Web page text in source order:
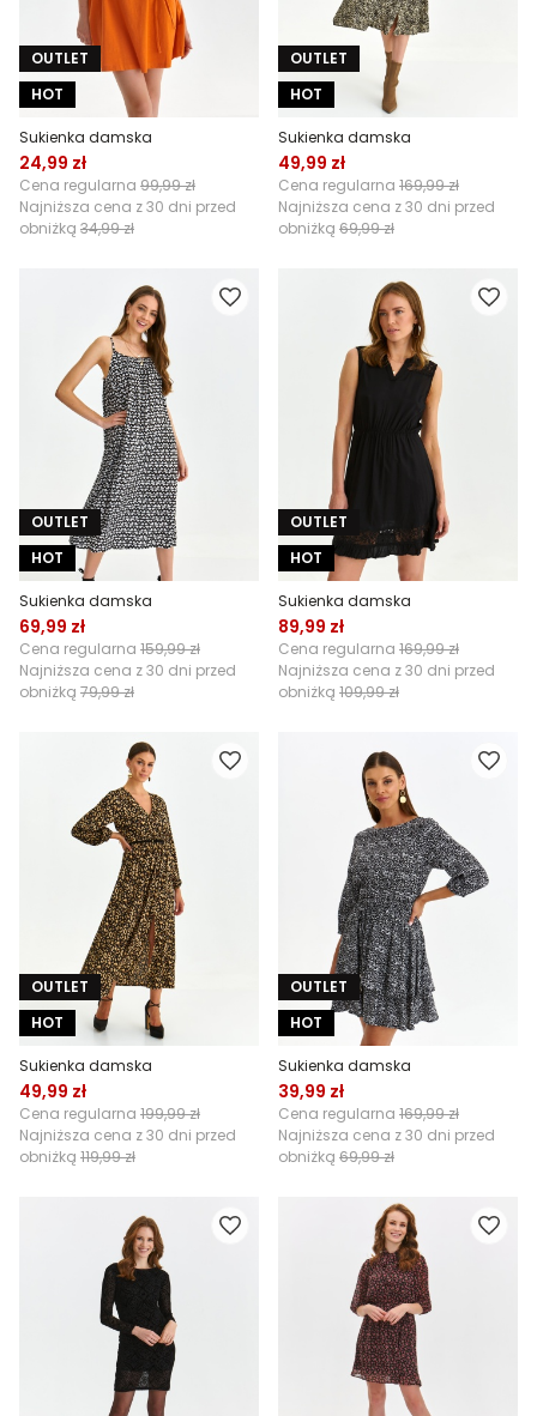
OUTLET
HOT
Sukienka damska
24,99 zł
Cena regularna 99,99 zł
Najniższa cena z 30 dni przed
obniżką 34,99 zł
OUTLET
HOT
Sukienka damska
49,99 zł
Cena regularna 169,99 zł
Najniższa cena z 30 dni przed
obniżką 69,99 zł
OUTLET
HOT
Sukienka damska
69,99 zł
Cena regularna 159,99 zł
Najniższa cena z 30 dni przed
obniżką 79,99 zł
OUTLET
HOT
Sukienka damska
89,99 zł
Cena regularna 169,99 zł
Najniższa cena z 30 dni przed
obniżką 109,99 zł
OUTLET
HOT
Sukienka damska
49,99 zł
Cena regularna 199,99 zł
Najniższa cena z 30 dni przed
obniżką 119,99 zł
OUTLET
HOT
Sukienka damska
39,99 zł
Cena regularna 169,99 zł
Najniższa cena z 30 dni przed
obniżką 69,99 zł